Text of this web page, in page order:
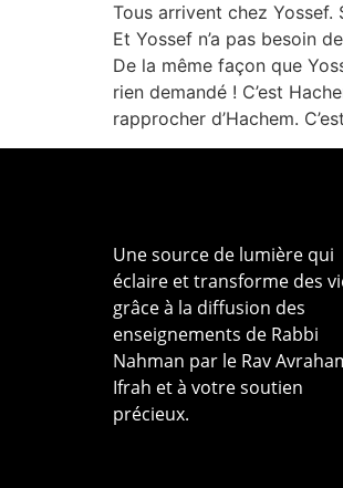
Tous arrivent chez Yossef.
Et Yossef n’a pas besoin
De la même façon que
rien demandé ! C’est
rapprocher d’Hachem.
Une source de lumière qui
éclaire et transforme des
grâce à la diffusion des
enseignements de Rabbi
Nahman par le Rav
Ifrah et à votre soutien
précieux.